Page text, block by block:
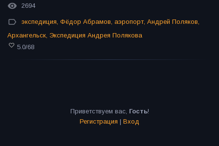
2694
экспедиция, Фёдор Абрамов, аэропорт, Андрей Поляков,
Архангельск, Экспедиция Андрея Полякова
5.0/68
Приветствуем вас, Гость!
Регистрация | Вход